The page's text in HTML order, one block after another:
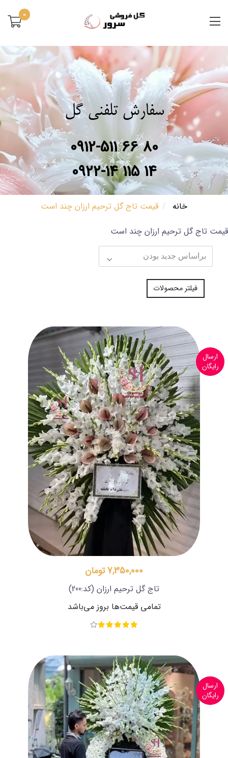
0
سفارش تلفنی گل
0912-511 66 80
0922-14 115 14
خانه
قیمت تاج گل ترحیم ارزان چند است
قیمت تاج گل ترحیم ارزان چند است
فیلتر محصولات
ارسال
رایگان
7,350,000 تومان
تاج گل ترحیم ارزان (کد:200)
تمامی قیمت‌ها بروز می‌باشد
ارسال
رایگان